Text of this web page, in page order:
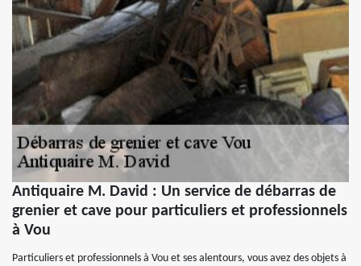
Antiquaire M. David : Un service de débarras de
grenier et cave pour particuliers et professionnels
à Vou
Particuliers et professionnels à Vou et ses alentours, vous avez des objets à